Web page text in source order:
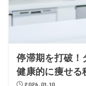
停滞期を打破！
健康的に痩せる
2026.01.10